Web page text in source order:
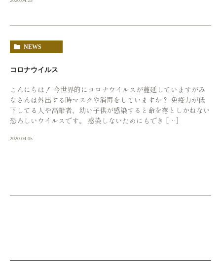
NEWS
コロナウイルス
こんにちは！ 今世界的にコロナウイルスが蔓延していますがみ
なさんは外出する時マスクや消毒をしていますか？ 免疫力が低
下してる人や高齢者、幼い子供が感染すると命を落としかねない
恐ろしいウイルスです。 感染しないためにもでき […]
2020.04.05